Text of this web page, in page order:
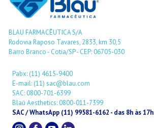
BLAU FARMACÊUTICA S/A
Rodovia Raposo Tavares, 2833, km 30,5
Barro Branco - Cotia/SP - CEP: 06705-030
Pabx: (11) 4615-9400
E-mail: (11) sac@blau.com
SAC: 0800-701-6399
Blaū Aesthetics: 0800-011-7399
SAC / WhatsApp (11) 99581-6162 - das 8h às 17h